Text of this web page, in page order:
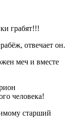
грабят!!!
отвечает он.
меч и вместе
человека!
старший